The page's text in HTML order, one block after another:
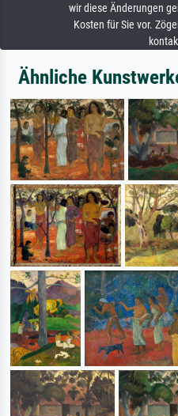
wir diese Änderungen
Kosten für Sie vor.
Ähnliche